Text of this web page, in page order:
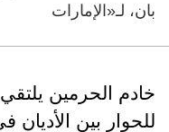
بان، لـ«الإمارات
خادم الحرمين
للحوار بين الأديان